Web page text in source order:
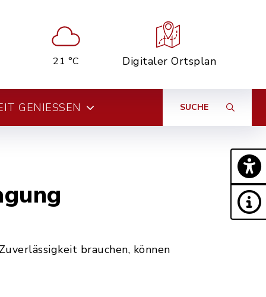
21 °C Digitaler Ortsplan
GENIESSEN SUCHE
brauchen, können